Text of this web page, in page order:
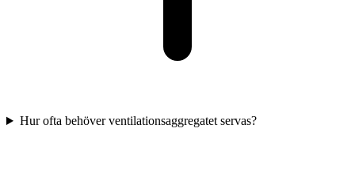
Hur ofta behöver ventilationsaggregatet servas?